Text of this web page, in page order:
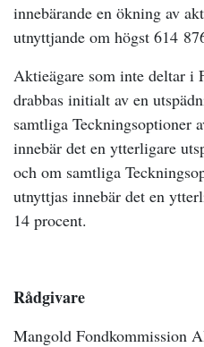
innebärande en ökning av
utnyttjande om högst 614
Aktieägare som inte deltar i
drabbas initialt av en
samtliga Teckningsoptioner
innebär det en ytterligare
och om samtliga
utnyttjas innebär det en
14 procent.
Rådgivare
Mangold Fondkommission